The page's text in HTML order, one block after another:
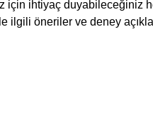
ihtiyaç duyabileceğiniz
öneriler ve deney